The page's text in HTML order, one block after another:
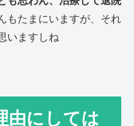
もたまにいますが、それ
いますしね
由にしては